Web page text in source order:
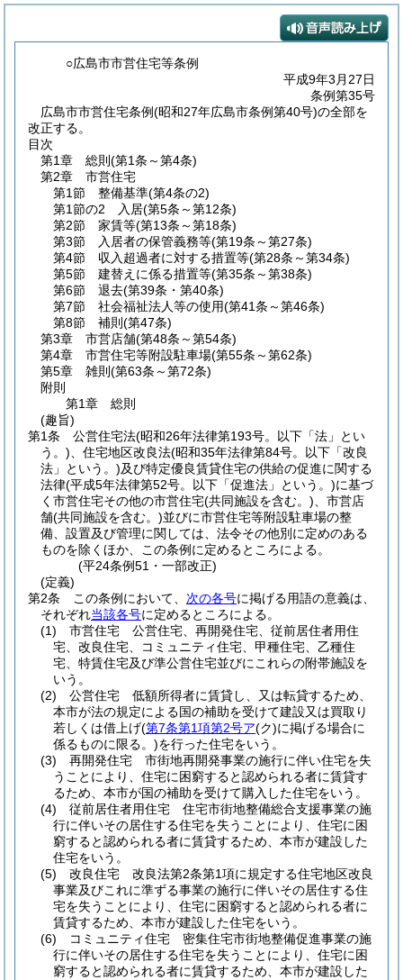
○広島市市営住宅等条例
平成9年3月27日
条例第35号
広島市市営住宅条例(昭和27年広島市条例第40号)の全部を
改正する。
目次
第1章
総則 (第1条～第4条)
第2章
市営住宅
第1節
整備基準(第4条の2)
第1節の2
入居(第5条～第12条)
第2節
家賃等(第13条～第18条)
第3節
入居者の保管義務等(第19条～第27条)
第4節
収入超過者に対する措置等(第28条～第34条)
第5節
建替えに係る措置等(第35条～第38条)
第6節
退去(第39条・第40条)
第7節
社会福祉法人等の使用(第41条～第46条)
第8節
補則 (第47条)
第3章
市営店舗(第48条～第54条)
第4章
市営住宅等附設駐車場(第55条～第62条)
第5章
雑則 (第63条～第72条)
附則
第1章
総則
(趣旨)
第1条
公営住宅法(昭和26年法律第193号。以下「法」とい
う。) 、住宅地区改良法(昭和35年法律第84号。以下「改良
法」という。)及び特定優良賃貸住宅の供給の促進に関する
法律(平成5年法律第52号。以下「促進法」という。)に基づ
く市営住宅その他の市営住宅(共同施設を含む。) 、市営店
舗(共同施設を含む。)並びに市営住宅等附設駐車場の整
備、設置及び管理に関しては、法令その他別に定めのある
ものを除くほか、この条例に定めるところによる。
(平24条例51・一部改正)
(定義)
第2条
この条例において、 次の各号に掲げる用語の意義は、
それぞれ当該各号に定めるところによる。
(1)
市営住宅 公営住宅、再開発住宅、従前居住者用住
宅、改良住宅、コミュニティ住宅、甲種住宅、乙種住
宅、特賃住宅及び準公営住宅並びにこれらの附帯施設を
いう。
(2)
公営住宅 低額所得者に賃貸し、又は転貸するため、
本市が法の規定による国の補助を受けて建設又は買取り
若しくは借上げ(第7条第1項第2号ア(ク)に掲げる場合に
係るものに限る。)を行った住宅をいう。
(3)
再開発住宅 市街地再開発事業の施行に伴い住宅を失
うことにより、住宅に困窮すると認められる者に賃貸す
るため、本市が国の補助を受けて購入した住宅をいう。
(4)
従前居住者用住宅 住宅市街地整備総合支援事業の施
行に伴いその居住する住宅を失うことにより、住宅に困
窮すると認められる者に賃貸するため、本市が建設した
住宅をいう。
(5)
改良住宅 改良法第2条第1項に規定する住宅地区改良
事業及びこれに準ずる事業の施行に伴いその居住する住
宅を失うことにより、住宅に困窮すると認められる者に
賃貸するため、本市が建設した住宅をいう。
(6)
コミュニティ住宅 密集住宅市街地整備促進事業の施
行に伴いその居住する住宅を失うことにより、住宅に困
窮すると認められる者に賃貸するため、本市が建設した